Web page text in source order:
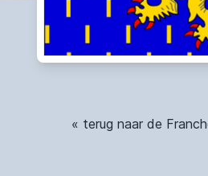
« terug naar de